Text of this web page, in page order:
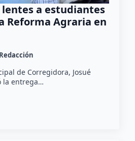
lentes a estudiantes
Reforma Agraria en
Redacción
de Corregidora, Josué
la entrega…